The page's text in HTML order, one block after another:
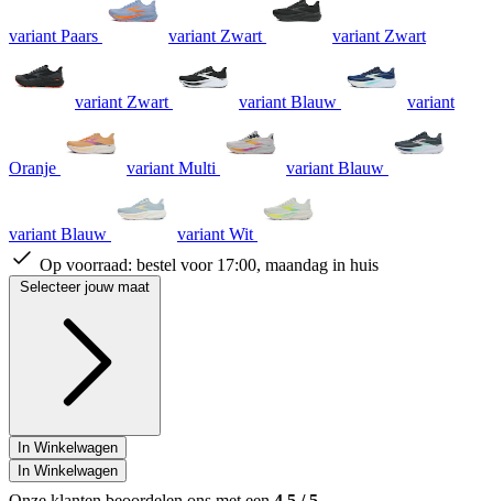
variant Paars variant Zwart variant Zwart
variant Zwart variant Blauw variant
Oranje variant Multi variant Blauw
variant Blauw
variant Wit
Op voorraad: bestel voor 17:00, maandag in huis
Selecteer jouw maat
In Winkelwagen
In Winkelwagen